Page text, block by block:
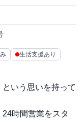
生活支援あり
という思いを持って
時間営業をスタ